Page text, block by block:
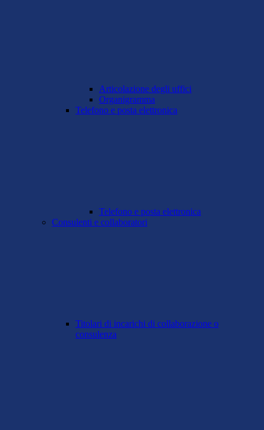
Articolazione degli uffici
Organigramma
Telefono e posta elettronica
Telefono e posta elettronica
Consulenti e collaboratori
Titolari di incarichi di collaborazione o
consulenza